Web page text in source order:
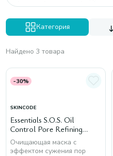
Категория
Найдено 3 товара
-30%
SKINCODE
Essentials S.O.S. Oil
Control Pore Refining
Mask, 75 мл
Очищающая маска с
эффектом сужения пор